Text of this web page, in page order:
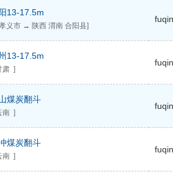
13-17.5m
义市 → 陕西 渭南 合阳县]
13-17.5m
肃 ]
煤炭翻斗
南 ]
煤炭翻斗
南 ]